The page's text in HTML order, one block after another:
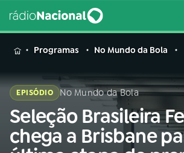
MENU
Buscar
na
Rádio
Buscar
Programas No Mundo da Bola
EPISÓDIO No Mundo da Bola
Seleção Brasileira
chega a Brisbane